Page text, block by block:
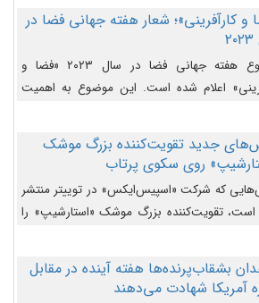
و کارآفرینی»؛ شعار هفته جهانی فضا در
موضوع هفته جهانی فضا در سال ۲۰۲۳ «فضا و
اعلام شده است. این موضوع به اهمیت
کارآفرینی در حوزه فضایی و مزایای جدیدی که
این حوزه ایجاد می‌کنند، می‌پردازد.
جدید تقویت‌کننده بزرگ موشک
روی سکوی پرتاب
که شرکت «اسپیس‌ایکس» در توییتر منتشر
است، تقویت‌کننده بزرگ موشک «استارشیپ» را
بشقاب‌پرنده‌ها هفته آینده در مقابل
آمریکا شهادت می‌دهند